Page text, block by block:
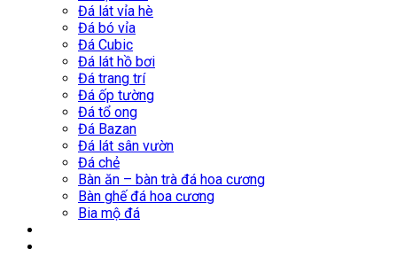
Đá lát vỉa hè
Đá bó vỉa
Đá Cubic
Đá lát hồ bơi
Đá trang trí
Đá ốp tường
Đá tổ ong
Đá Bazan
Đá lát sân vườn
Đá chẻ
Bàn ăn – bàn trà đá hoa cương
Bàn ghế đá hoa cương
Bia mộ đá